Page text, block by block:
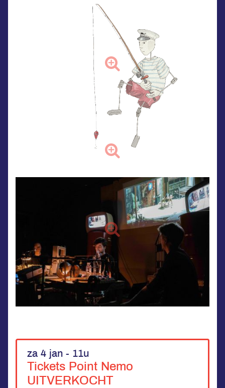
za 4 jan - 11u
Tickets Point Nemo
UITVERKOCHT